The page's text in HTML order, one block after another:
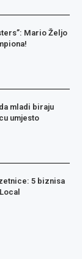
Mario Željo
mladi biraju
umjesto
5 biznisa